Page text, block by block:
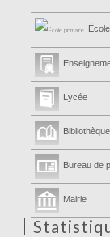
Lycée
Bibliothèque
Bureau de
Mairie